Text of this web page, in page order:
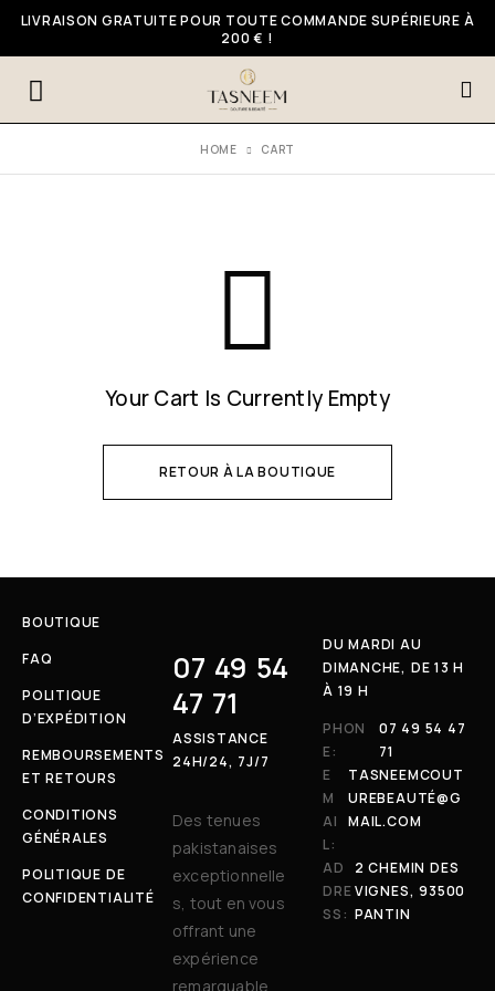
LIVRAISON GRATUITE POUR TOUTE COMMANDE SUPÉRIEURE À
200 € !
HOME CART
Your Cart Is Currently Empty
RETOUR À LA BOUTIQUE
BOUTIQUE
FAQ
POLITIQUE
D’EXPÉDITION
REMBOURSEMENTS
ET RETOURS
CONDITIONS
GÉNÉRALES
POLITIQUE DE
CONFIDENTIALITÉ
07 49 54
47 71
ASSISTANCE
24H/24, 7J/7
Des tenues
pakistanaises
exceptionnelle
s, tout en vous
offrant une
expérience
remarquable.
DU MARDI AU
DIMANCHE, DE 13 H
À 19 H
PHON
E:
07 49 54 47
71
E
M
AI
L:
TASNEEMCOUT
UREBEAUTÉ@G
MAIL.COM
AD
DRE
SS:
2 CHEMIN DES
VIGNES, 93500
PANTIN